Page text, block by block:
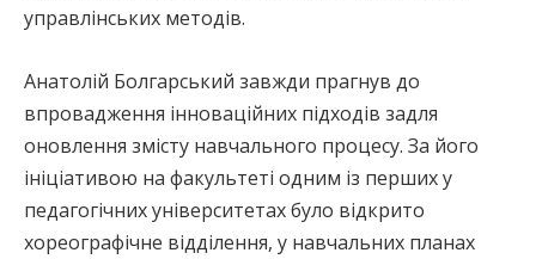
управлінських методів.
Анатолій Болгарський завжди прагнув до
впровадження інноваційних підходів задля
оновлення змісту навчального процесу. За його
ініціативою на факультеті одним із перших у
педагогічних університетах було відкрито
хореографічне відділення, у навчальних планах